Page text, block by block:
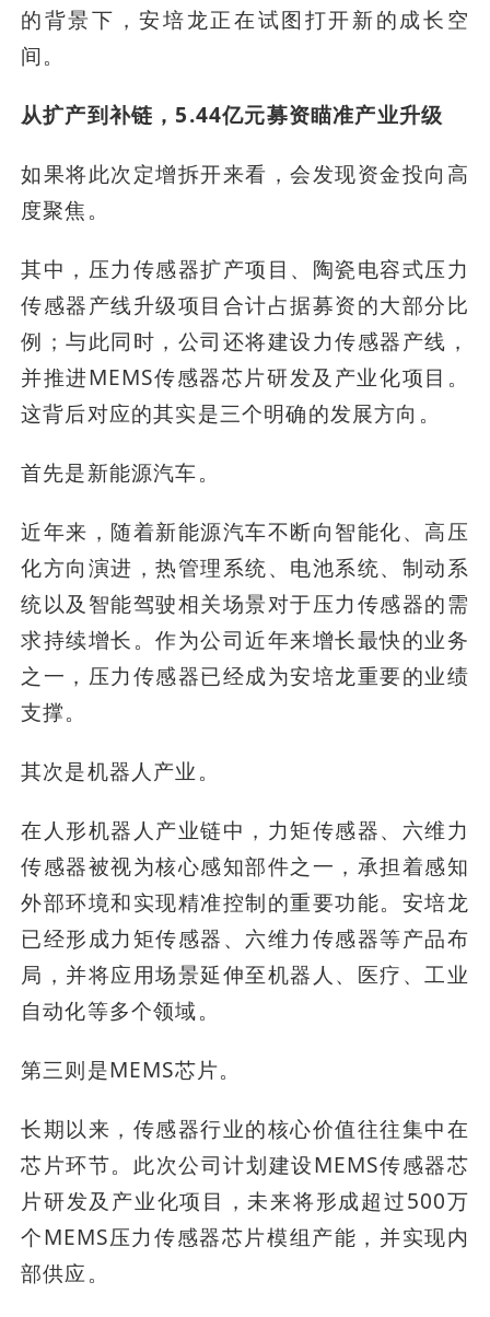
的背景下，安培龙正在试图打开新的成长空
间。
从扩产到补链，5.44亿元募资瞄准产业升级
如果将此次定增拆开来看，会发现资金投向高
度聚焦。
其中，压力传感器扩产项目、陶瓷电容式压力
传感器产线升级项目合计占据募资的大部分比
例；与此同时，公司还将建设力传感器产线，
并推进MEMS传感器芯片研发及产业化项目。
这背后对应的其实是三个明确的发展方向。
首先是新能源汽车。
近年来，随着新能源汽车不断向智能化、高压
化方向演进，热管理系统、电池系统、制动系
统以及智能驾驶相关场景对于压力传感器的需
求持续增长。作为公司近年来增长最快的业务
之一，压力传感器已经成为安培龙重要的业绩
支撑。
其次是机器人产业。
在人形机器人产业链中，力矩传感器、六维力
传感器被视为核心感知部件之一，承担着感知
外部环境和实现精准控制的重要功能。安培龙
已经形成力矩传感器、六维力传感器等产品布
局，并将应用场景延伸至机器人、医疗、工业
自动化等多个领域。
第三则是MEMS芯片。
长期以来，传感器行业的核心价值往往集中在
芯片环节。此次公司计划建设MEMS传感器芯
片研发及产业化项目，未来将形成超过500万
个MEMS压力传感器芯片模组产能，并实现内
部供应。